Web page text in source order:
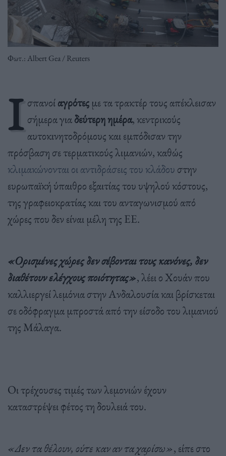
Φωτ.: Albert Gea / Reuters
Ι σπανοίαγρότεςμε τα τρακτέρ τους απέκλεισαν
σήμερα γιαδεύτερη ημέρα, κεντρικούς
αυτοκινητοδρόμους και εμπόδισαν την
πρόσβαση σε τερματικούς λιμανιών, καθώς
κλιμακώνονται οι αντιδράσεις του κλάδου στην
ευρωπαϊκή ύπαιθρο εξαιτίας του υψηλού κόστους,
της γραφειοκρατίας και του ανταγωνισμού από
χώρες που δεν είναι μέλη της ΕΕ.
«Ορισμένες χώρες δεν σέβονται τους κανόνες, δεν
διαθέτουν ελέγχους ποιότητας», λέει ο Χουάν που
καλλιεργεί λεμόνια στην Ανδαλουσία και βρίσκεται
σε οδόφραγμα μπροστά από την είσοδο του λιμανιού
της Μάλαγα.
Οι τρέχουσες τιμές των λεμονιών έχουν
καταστρέψει φέτος τη δουλειά του.
«Δεν τα θέλουν, ούτε καν αν τα χαρίσω», είπε στο